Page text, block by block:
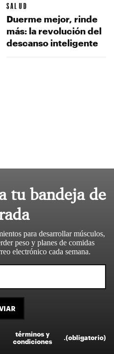
SALUD
Duerme mejor, rinde
más: la revolución del
descanso inteligente
tu bandeja de
para desarrollar músculos,
peso y planes de comidas
electrónico cada semana.
términos y
condiciones
.(obligatorio)